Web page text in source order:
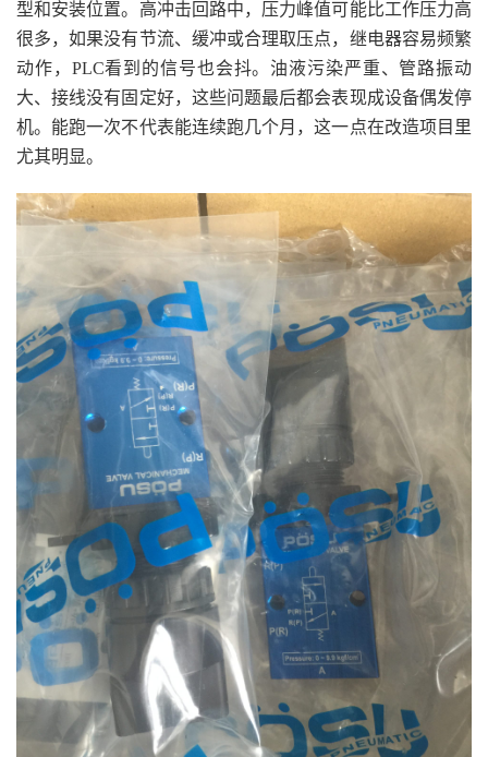
型和安装位置。高冲击回路中，压力峰值可能比工作压力高
很多，如果没有节流、缓冲或合理取压点，继电器容易频繁
动作，PLC看到的信号也会抖。油液污染严重、管路振动
大、接线没有固定好，这些问题最后都会表现成设备偶发停
机。能跑一次不代表能连续跑几个月，这一点在改造项目里
尤其明显。